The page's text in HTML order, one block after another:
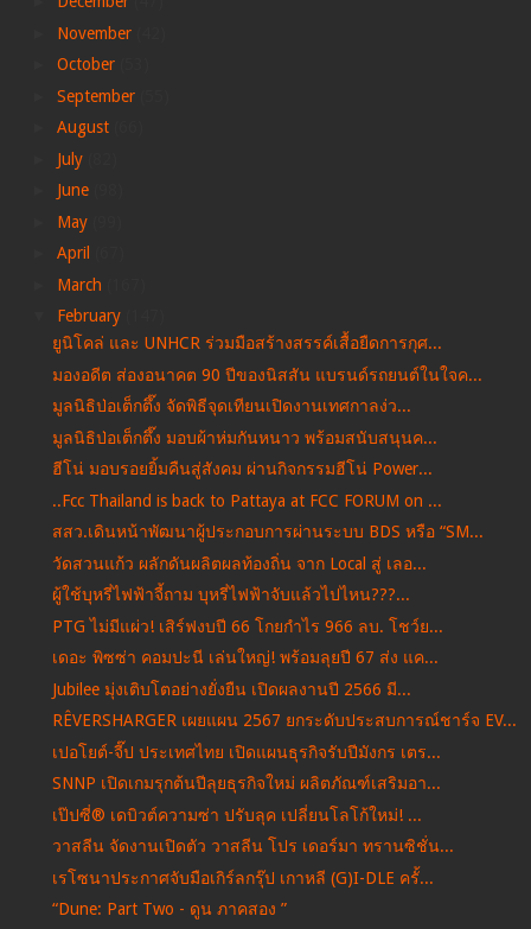
November
October
September
August
July
June
May
April
March
February
ยูนิโคล่ และ UNHCR ร่วมมือสร้างสรรค์เสื้อยืดการกุศ...
มองอดีต ส่องอนาคต 90 ปีของนิสสัน แบรนด์รถยนต์ในใจค...
มูลนิธิป่อเต็กตึ๊ง จัดพิธีจุดเทียนเปิดงานเทศกาลง่ว...
มูลนิธิป่อเต็กตึ๊ง มอบผ้าห่มกันหนาว พร้อมสนับสนุนค...
ฮีโน่ มอบรอยยิ้มคืนสู่สังคม ผ่านกิจกรรมฮีโน่ Power...
..Fcc Thailand is back to Pattaya at FCC FORUM on ...
สสว.เดินหน้าพัฒนาผู้ประกอบการผ่านระบบ BDS หรือ “SM...
วัดสวนแก้ว ผลักดันผลิตผลท้องถิ่น จาก Local สู่ เลอ...
ผู้ใช้บุหรี่ไฟฟ้าจี้ถาม บุหรี่ไฟฟ้าจับแล้วไปไหน???...
PTG ไม่มีแผ่ว! เสิร์ฟงบปี 66 โกยกำไร 966 ลบ. โชว์ย...
เดอะ พิซซ่า คอมปะนี เล่นใหญ่! พร้อมลุยปี 67 ส่ง แค...
Jubilee มุ่งเติบโตอย่างยั่งยืน เปิดผลงานปี 2566 มี...
RÊVERSHARGER เผยแผน 2567 ยกระดับประสบการณ์ชาร์จ EV...
เปอโยต์-จี๊ป ประเทศไทย เปิดแผนธุรกิจรับปีมังกร เตร...
SNNP เปิดเกมรุกต้นปีลุยธุรกิจใหม่ ผลิตภัณฑ์เสริมอา...
เป๊ปซี่® เดบิวต์ความซ่า ปรับลุค เปลี่ยนโลโก้ใหม่! ...
วาสลีน จัดงานเปิดตัว วาสลีน โปร เดอร์มา ทรานซิชั่น...
เรโซนาประกาศจับมือเกิร์ลกรุ๊ป เกาหลี (G)I-DLE ครั้...
“Dune: Part Two - ดูน ภาคสอง ”